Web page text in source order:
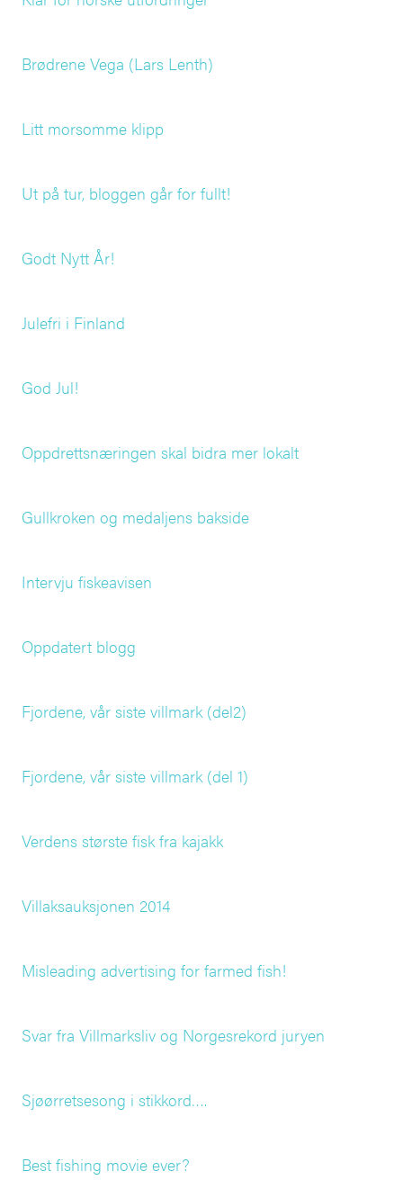
Brødrene Vega (Lars Lenth)
Litt morsomme klipp
Ut på tur, bloggen går for fullt!
Godt Nytt År!
Julefri i Finland
God Jul!
Oppdrettsnæringen skal bidra mer lokalt
Gullkroken og medaljens bakside
Intervju fiskeavisen
Oppdatert blogg
Fjordene, vår siste villmark (del2)
Fjordene, vår siste villmark (del 1)
Verdens største fisk fra kajakk
Villaksauksjonen 2014
Misleading advertising for farmed fish!
Svar fra Villmarksliv og Norgesrekord juryen
Sjøørretsesong i stikkord….
Best fishing movie ever?